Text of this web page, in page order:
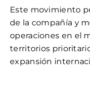
Este movimiento
de la compañía y
operaciones en el
territorios
expansión